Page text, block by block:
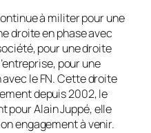
à militer pour une
droite en phase avec
pour une droite
pour une
le FN. Cette droite
depuis 2002, le
pour Alain Juppé, elle
engagement à venir.